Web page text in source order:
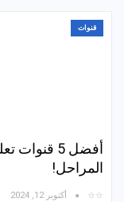
قنوات
أفضل 5
المراحل!
☆☆ أكتوبر 12, 2024